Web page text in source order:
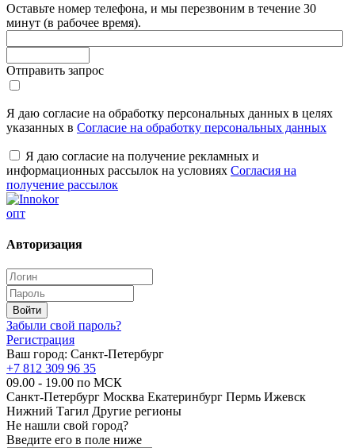
Оставьте номер телефона, и мы перезвоним в течение 30
минут (в рабочее время).
Отправить запрос
Я даю согласие на обработку персональных данных в целях
указанных в Согласие на обработку персональных данных
Я даю согласие на получение рекламных и
информационных рассылок на условиях Согласия на
получение рассылок
опт
Авторизация
Забыли свой пароль?
Регистрация
Ваш город: Санкт-Петербург
+7 812 309 96 35
09.00 - 19.00 по МСК
Санкт-Петербург Москва Екатеринбург Пермь Ижевск
Нижний Тагил Другие регионы
Не нашли свой город?
Введите его в поле ниже